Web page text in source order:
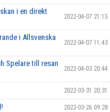
i en direkt
2022-04-07 21:15
i Allsvenska
2022-04-07 11:43
Spelare till resan
2022-04-03 20:44
2022-03-31 20:31
2022-03-26 09:28